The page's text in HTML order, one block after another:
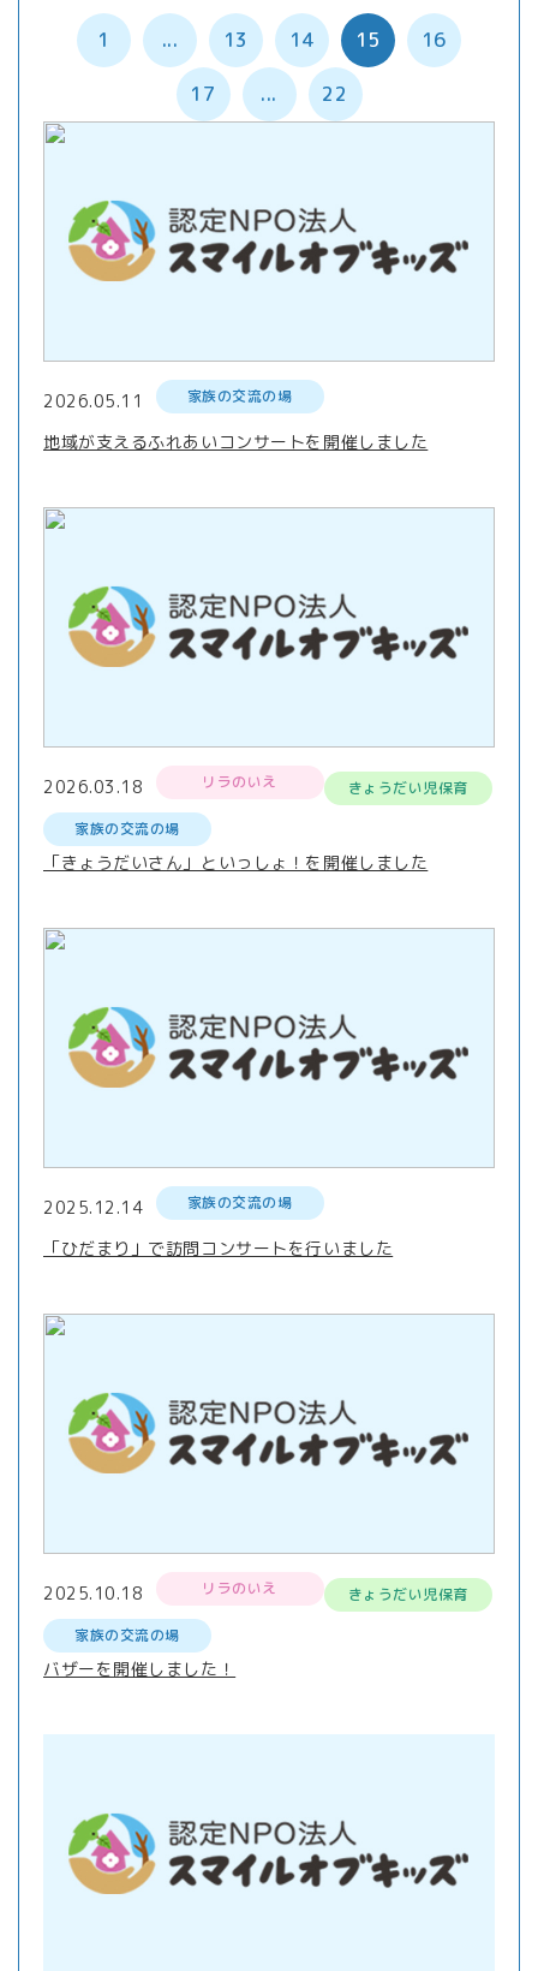
1 ... 13 14 15 16
17 ... 22
2026.05.11 家族の交流の場
地域が支えるふれあいコンサートを開催しました
2026.03.18 リラのいえ
きょうだい児保育
家族の交流の場
「きょうだいさん」といっしょ！を開催しました
2025.12.14 家族の交流の場
「ひだまり」で訪問コンサートを行いました
2025.10.18 リラのいえ
きょうだい児保育
家族の交流の場
バザーを開催しました！